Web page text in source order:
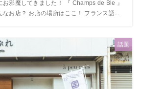
お邪魔してきました！ 『 Champs de Ble 』
お店？ お店の場所はここ！ フランス語...
話題